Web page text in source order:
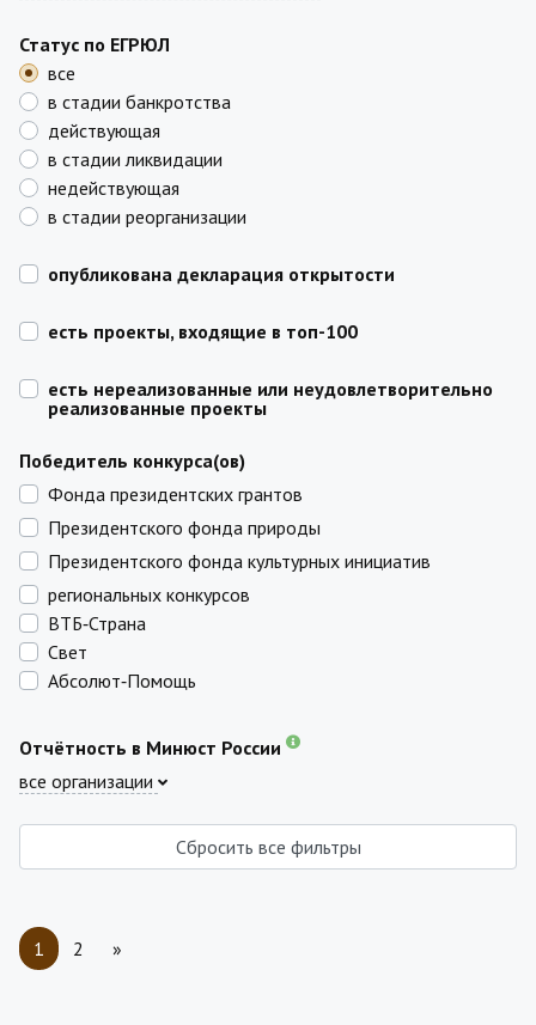
Статус по ЕГРЮЛ
все
в стадии банкротства
действующая
в стадии ликвидации
недействующая
в стадии реорганизации
опубликована декларация открытости
есть проекты, входящие в топ-100
есть нереализованные или неудовлетворительно
реализованные проекты
Победитель конкурса(ов)
Фонда президентских грантов
Президентского фонда природы
Президентского фонда культурных инициатив
региональных конкурсов
ВТБ‑Страна
Свет
Абсолют‑Помощь
Отчётность в Минюст России
все организации
Сбросить все фильтры
1 2 »